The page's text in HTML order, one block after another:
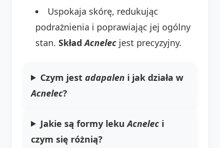
Uspokaja skórę, redukując
podrażnienia i poprawiając jej ogólny
stan. SkładAcnelec jest precyzyjny.
Czym jestadapalen i jak działa w
Acnelec?
Jakie są formy lekuAcnelec i
czym się różnią?